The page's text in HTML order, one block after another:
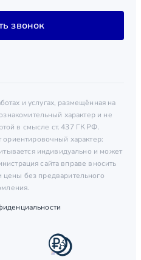
звонок
и услугах, размещённая на
характер и не
в смысле ст. 437 ГК РФ.
характер:
индивидуально и может
сайта вправе вносить
без предварительного